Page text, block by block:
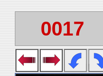
0017